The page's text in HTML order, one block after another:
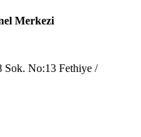
Merkezi
Sok. No:13 Fethiye /